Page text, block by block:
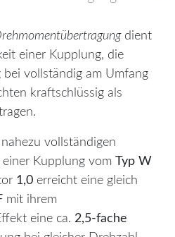
dient
einer Kupplung, die
bei vollständig am Umfang
kraftschlüssig als
vollständigen
einer Kupplung vom Typ W
1,0 erreicht eine gleich
mit ihrem
eine ca. 2,5-fache